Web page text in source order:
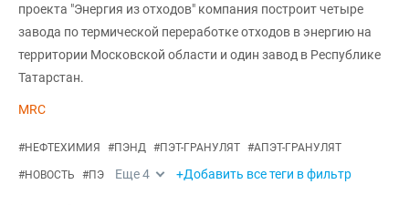
проекта "Энергия из отходов" компания построит четыре
завода по термической переработке отходов в энергию на
территории Московской области и один завод в Республике
Татарстан.
MRC
#НЕФТЕХИМИЯ #ПЭНД #ПЭТ-ГРАНУЛЯТ #АПЭТ-ГРАНУЛЯТ
#НОВОСТЬ #ПЭ Еще4 +Добавить все теги в фильтр